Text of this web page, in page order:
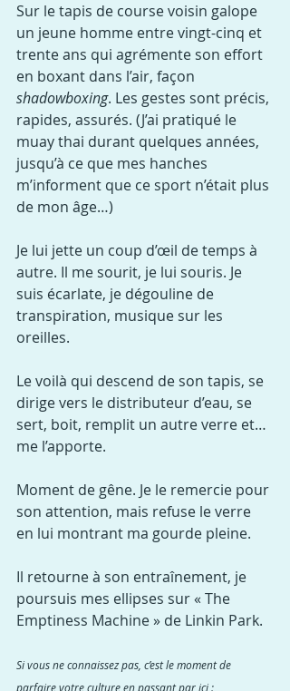
Sur le tapis de course voisin galope
un jeune homme entre vingt-cinq et
trente ans qui agrémente son effort
en boxant dans l’air, façon
shadowboxing. Les gestes sont précis,
rapides, assurés. (J’ai pratiqué le
muay thai durant quelques années,
jusqu’à ce que mes hanches
m’informent que ce sport n’était plus
de mon âge…)
Je lui jette un coup d’œil de temps à
autre. Il me sourit, je lui souris. Je
suis écarlate, je dégouline de
transpiration, musique sur les
oreilles.
Le voilà qui descend de son tapis, se
dirige vers le distributeur d’eau, se
sert, boit, remplit un autre verre et…
me l’apporte.
Moment de gêne. Je le remercie pour
son attention, mais refuse le verre
en lui montrant ma gourde pleine.
Il retourne à son entraînement, je
poursuis mes ellipses sur « The
Emptiness Machine » de Linkin Park.
Si vous ne connaissez pas, c’est le moment de
parfaire votre culture en passant par ici :